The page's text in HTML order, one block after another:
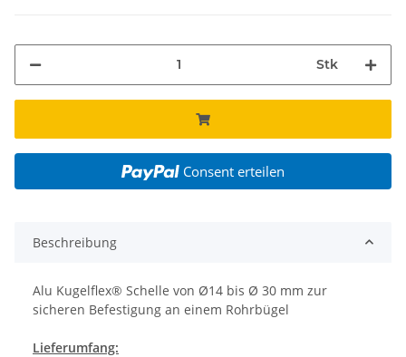
Stk
Consent erteilen
Beschreibung
Alu Kugelflex® Schelle von Ø14 bis Ø 30 mm zur
sicheren Befestigung an einem Rohrbügel
Lieferumfang: